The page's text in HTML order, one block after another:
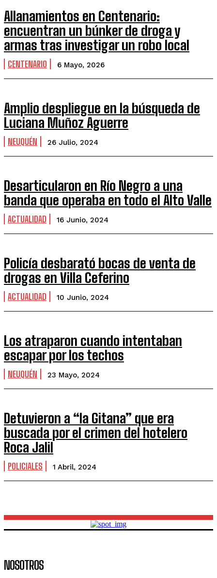
Allanamientos en Centenario:
encuentran un búnker de droga y
armas tras investigar un robo local
CENTENARIO 6 Mayo, 2026
Amplio despliegue en la búsqueda de
Luciana Muñoz Aguerre
NEUQUÉN 26 Julio, 2024
Desarticularon en Río Negro a una
banda que operaba en todo el Alto Valle
ACTUALIDAD 16 Junio, 2024
Policía desbarató bocas de venta de
drogas en Villa Ceferino
ACTUALIDAD 10 Junio, 2024
Los atraparon cuando intentaban
escapar por los techos
NEUQUÉN 23 Mayo, 2024
Detuvieron a “la Gitana” que era
buscada por el crimen del hotelero
Roca Jalil
POLICIALES 1 Abril, 2024
NOSOTROS